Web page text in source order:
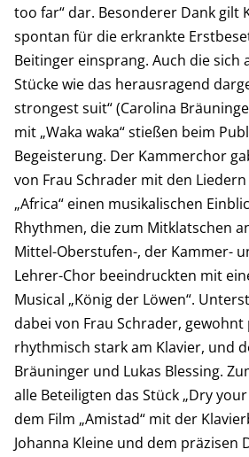
too far“ dar. Besonderer Dank gilt
spontan für die erkrankte
Beitinger einsprang. Auch die sich
Stücke wie das herausragend
strongest suit“ (Carolina
mit „Waka waka“ stießen beim
Begeisterung. Der Kammerchor
von Frau Schrader mit den Liedern
„Africa“ einen musikalischen
Rhythmen, die zum Mitklatschen
Mittel-Oberstufen-, der Kammer-
Lehrer-Chor beeindruckten mit
Musical „König der Löwen“.
dabei von Frau Schrader,
rhythmisch stark am Klavier, und
Bräuninger und Lukas Blessing.
alle Beteiligten das Stück „Dry
dem Film „Amistad“ mit der
Johanna Kleine und dem präzisen